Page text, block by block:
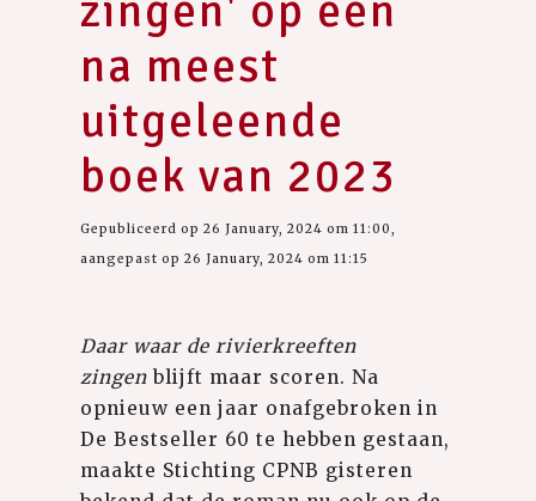
na meest
uitgeleende
boek van 2023
Gepubliceerd op 26 January, 2024 om 11:00,
aangepast op 26 January, 2024 om 11:15
Daar waar de rivierkreeften
zingenblijft maar scoren. Na
opnieuw een jaar onafgebroken in
De Bestseller 60 te hebben gestaan,
maakte Stichting CPNB gisteren